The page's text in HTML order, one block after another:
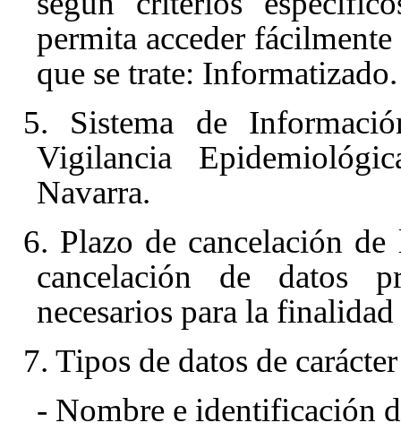
permita acceder
que se trate: Informatizado.
5. Sistema de
Vigilancia
Navarra.
6. Plazo de cancelación
cancelación de datos
necesarios para la
7. Tipos de datos de
- Nombre e identificación